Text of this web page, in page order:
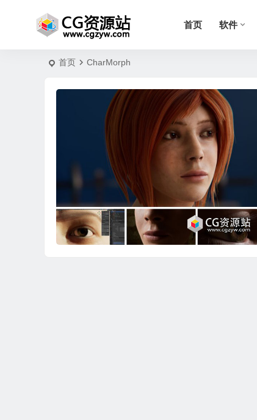
首页 软件
首页 CharMorph